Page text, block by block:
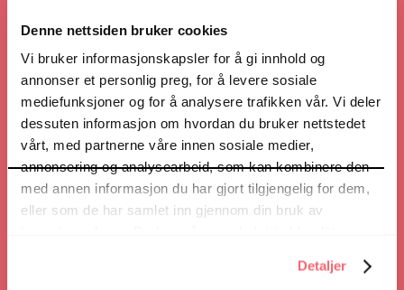
Denne nettsiden bruker cookies
Vi bruker informasjonskapsler for å gi innhold og
annonser et personlig preg, for å levere sosiale
mediefunksjoner og for å analysere trafikken vår. Vi deler
dessuten informasjon om hvordan du bruker nettstedet
vårt, med partnerne våre innen sosiale medier,
annonsering og analysearbeid, som kan kombinere den
med annen informasjon du har gjort tilgjengelig for dem,
eller som de har samlet inn gjennom din bruk av
Detaljer
Nettsted
Veibeskrivelse
Ring